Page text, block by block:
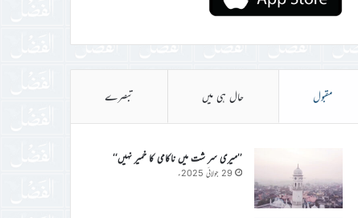
مقبول حال ہی میں تبصرے
’’میری سر شت میں ناکامی کا خمیر نہیں‘‘
29 جولائی 2025ء